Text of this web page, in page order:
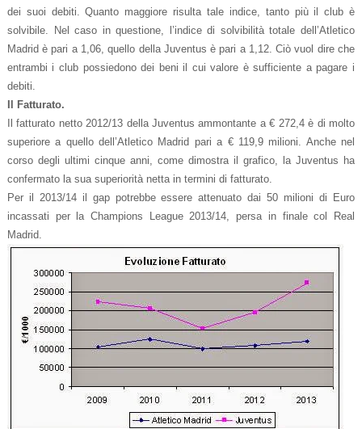
dei suoi debiti.
Quanto maggiore risulta tale indice, tanto più il club è
solvibile.
Nel caso in questione, l’indice di solvibilità totale dell’Atletico
Madrid è pari a 1,06, quello della Juventus è pari a 1,12. Ciò vuol dire che
entrambi i club possiedono dei beni il cui valore è sufficiente a pagare i
debiti.
Il Fatturato.
Il fatturato netto 2012/13 della Juventus ammontante a € 272,4 è di molto
superiore a quello dell’Atletico Madrid pari a € 119,9 milioni. Anche nel
corso degli ultimi cinque anni, come dimostra il grafico, la Juventus ha
confermato la sua superiorità netta in termini di fatturato.
Per il 2013/14 il gap potrebbe essere attenuato dai 50 milioni di Euro
incassati per la Champions League 2013/14, persa in finale col Real
Madrid.